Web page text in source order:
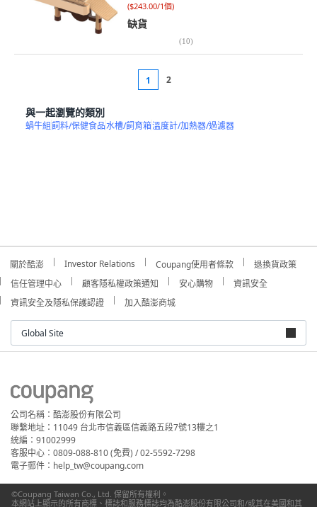
($243.00/1個)
缺貨
(10)
1 2
與一起瀏覽的類別
蝸牛組飼料/保健食品水槽/飼育箱溫度計/加熱器/過濾器
關於酷澎 Investor Relations Coupang使用者條款
退換貨政策
信任管理中心
顧客隱私權政策通知 安心購物
資訊安全
資訊安全及隱私保護認證
加入酷澎商城
Global Site
公司名稱：酷澎股份有限公司
聯繫地址：11049 台北市信義區信義路五段7號13樓之1
統編：91002999
客服中心：0809-088-810 (免費) / 02-5592-7298
電子郵件：help_tw@coupang.com
©Coupang Taiwan Co., Ltd. 保留所有權利。
本網站上顯示的所有商標、標誌和服務標誌均為酷澎股份有限公司和/或其在美國和其